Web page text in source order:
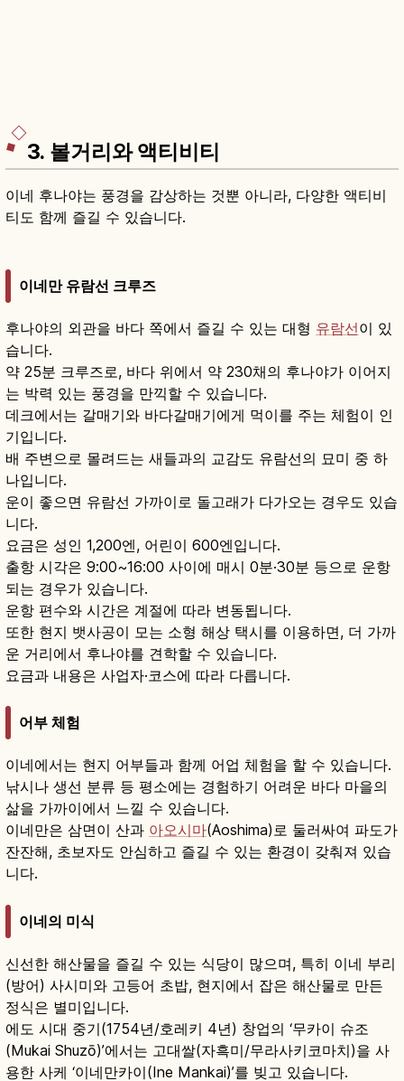
3. 볼거리와 액티비티
이네 후나야는 풍경을 감상하는 것뿐 아니라, 다양한 액티비
티도 함께 즐길 수 있습니다.
이네만 유람선 크루즈
후나야의 외관을 바다 쪽에서 즐길 수 있는 대형 유람선이 있
습니다.
약 25분 크루즈로, 바다 위에서 약 230채의 후나야가 이어지
는 박력 있는 풍경을 만끽할 수 있습니다.
데크에서는 갈매기와 바다갈매기에게 먹이를 주는 체험이 인
기입니다.
배 주변으로 몰려드는 새들과의 교감도 유람선의 묘미 중 하
나입니다.
운이 좋으면 유람선 가까이로 돌고래가 다가오는 경우도 있습
니다.
요금은 성인 1,200엔, 어린이 600엔입니다.
출항 시각은 9:00~16:00 사이에 매시 0분·30분 등으로 운항
되는 경우가 있습니다.
운항 편수와 시간은 계절에 따라 변동됩니다.
또한 현지 뱃사공이 모는 소형 해상 택시를 이용하면, 더 가까
운 거리에서 후나야를 견학할 수 있습니다.
요금과 내용은 사업자·코스에 따라 다릅니다.
어부 체험
이네에서는 현지 어부들과 함께 어업 체험을 할 수 있습니다.
낚시나 생선 분류 등 평소에는 경험하기 어려운 바다 마을의
삶을 가까이에서 느낄 수 있습니다.
이네만은 삼면이 산과 아오시마(Aoshima)로 둘러싸여 파도가
잔잔해, 초보자도 안심하고 즐길 수 있는 환경이 갖춰져 있습
니다.
이네의 미식
신선한 해산물을 즐길 수 있는 식당이 많으며, 특히 이네 부리
(방어) 사시미와 고등어 초밥, 현지에서 잡은 해산물로 만든
정식은 별미입니다.
에도 시대 중기(1754년/호레키 4년) 창업의 ‘무카이 슈조
(Mukai Shuzō)’에서는 고대쌀(자흑미/무라사키코마치)을 사
용한 사케 ‘이네만카이(Ine Mankai)’를 빚고 있습니다.